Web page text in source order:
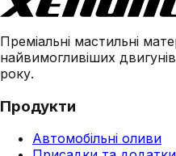
Преміальні мастильні
найвимогливіших
року.
Продукти
Автомобільні оливи